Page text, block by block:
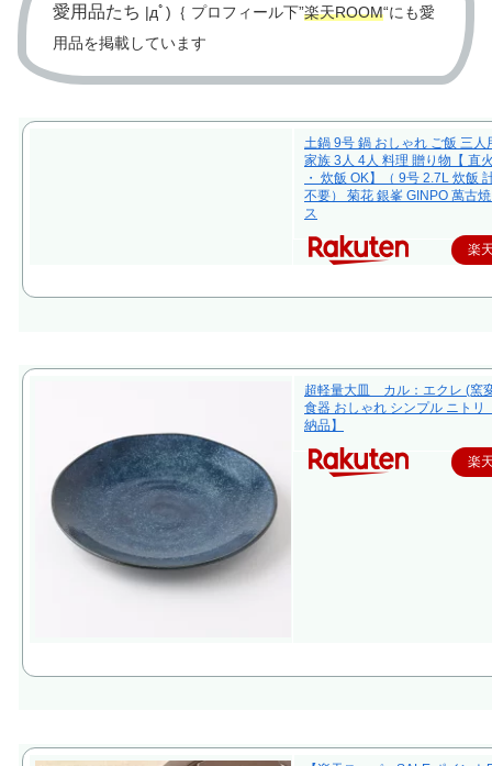
愛用品たち |дﾟ)｛ プロフィール下”楽天ROOM“にも愛
用品を掲載しています
土鍋 9号 鍋 おしゃれ ご飯 三人
家族 3人 4人 料理 贈り物【 直
・ 炊飯 OK】（ 9号 2.7L 炊飯
不要） 菊花 銀峯 GINPO 萬古
ス
楽
超軽量大皿 カル：エクレ (窯
食器 おしゃれ シンプル ニトリ
納品】
楽